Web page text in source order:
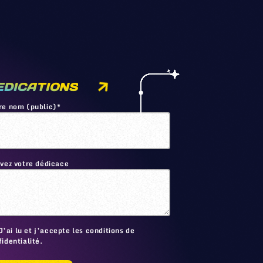
nom (public)*
votre dédicace
lu et j’accepte les conditions de